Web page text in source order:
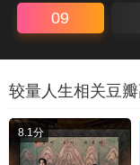
09
较量人生相关豆
8.1分